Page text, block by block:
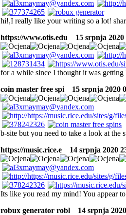
hi!,I really like your writing so a lot!
https://www.otis.edu
15 srpnja 2020
for a while since I thought it was
coin master free spi
15 srpnja 2020
b-site but you need to take a look at the
https://music.rice.e
14 srpnja 2020
Its like you read my mind! You appear
robux generator robl
14 srpnja